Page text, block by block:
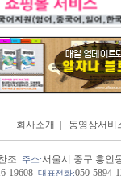
회사소개 동영상서비
조주소:서울시 중구 흥인
19608 대표전화:050-5894-